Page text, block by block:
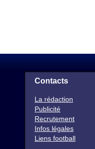
Contacts
La rédaction
Publicité
Recrutement
Infos légales
Liens football